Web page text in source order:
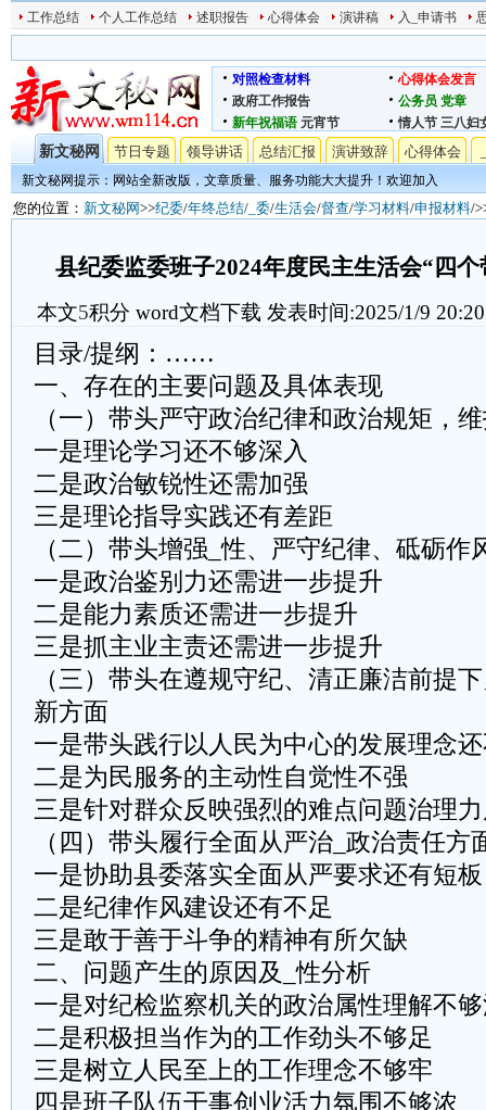
工作总结 个人工作总结 述职报告 心得体会 演讲稿 入_申请书
对照检查材料
心得体会发言
政府工作报告
公务员 党章
新年祝福语 元宵节 情人节 三八妇
新文秘网 节日专题 领导讲话 总结汇报 演讲致辞 心得体会
新文秘网提示：网站全新改版，文章质量、服务功能大大提升！欢迎加入
您的位置： 新文秘网>>纪委/年终总结/ _委/生活会/督查/学习材料/申报材料/
县纪委监委班子2024年度民主生活会“四
本文5积分 word文档下载 发表时间:2025/1/9
目录/提纲：……
一、存在的主要问题及具体表现
（一）带头严守政治纪律和政治规矩，
一是理论学习还不够深入
二是政治敏锐性还需加强
三是理论指导实践还有差距
（二）带头增强_性、严守纪律、砥砺作
一是政治鉴别力还需进一步提升
二是能力素质还需进一步提升
三是抓主业主责还需进一步提升
（三）带头在遵规守纪、清正廉洁前提
新方面
一是带头践行以人民为中心的发展理念
二是为民服务的主动性自觉性不强
三是针对群众反映强烈的难点问题治理
（四）带头履行全面从严治_政治责任方
一是协助县委落实全面从严要求还有短板
二是纪律作风建设还有不足
三是敢于善于斗争的精神有所欠缺
二、问题产生的原因及_性分析
一是对纪检监察机关的政治属性理解不
二是积极担当作为的工作劲头不够足
三是树立人民至上的工作理念不够牢
四是班子队伍干事创业活力氛围不够浓